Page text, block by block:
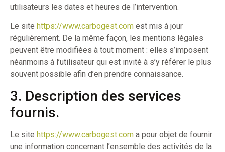
utilisateurs les dates et heures de l’intervention.
Le site https://www.carbogest.com est mis à jour
régulièrement. De la même façon, les mentions légales
peuvent être modifiées à tout moment : elles s’imposent
néanmoins à l’utilisateur qui est invité à s’y référer le plus
souvent possible afin d’en prendre connaissance.
3. Description des services
fournis.
Le site https://www.carbogest.com a pour objet de fournir
une information concernant l’ensemble des activités de la